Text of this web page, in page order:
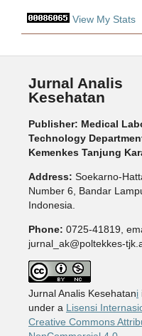
View My Stats
Jurnal Analis
Kesehatan
Publisher: Medical
Technology
Kemenkes Tanjung
Address: Soekarno-
Number 6, Bandar
Indonesia.
Phone: 0725-41819,
jurnal_ak@poltekkes-
Jurnal Analis Kesehatani
under a Lisensi
Creative Commons